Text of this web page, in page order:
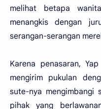
melihat betapa
menangkis dengan
serangan-serangan
Karena penasaran,
mengirim pukulan
sute-nya mengimbangi
pihak yang